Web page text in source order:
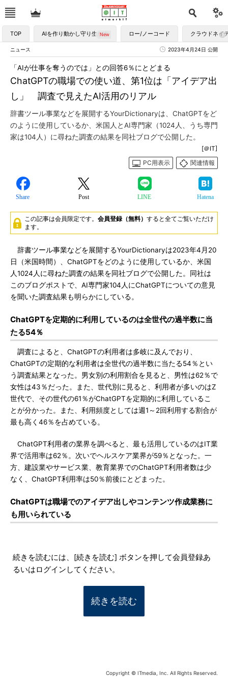
TOP AIを作り動かし守り生かす ロー/ノーコード クラウドネイ
ニュース 2023年4月24日 公開
ChatGPTの職場での使い道、第1位は「アイデア出
し」 調査で見えたAI活用のリアル
「AIが仕事を奪うのでは」との回答6％にとどまる
辞書ツール事業などを展開するYourDictionaryは、ChatGPTをど
のように使用しているか、米国人とAI専門家（1024人、うち専門
家は104人）に尋ねた調査の結果を同社ブログで公開した。
[＠IT]
PC用表示
関連情報
Share Post LINE Hatena
この記事は会員限定です。 会員登録（無料） すると全てご覧いただけ
ます。
辞書ツール事業などを展開するYourDictionaryは2023年4月20
日（米国時間）、ChatGPTをどのように使用しているか、米国
人1024人に尋ねた調査の結果を同社ブログで公開した。同社は
このブログポストで、AI専門家104人にChatGPTについての意見
を聞いた調査結果も明らかにしている。
ChatGPTを定期的に利用しているのは全世代の過半数に当
たる54％
調査によると、ChatGPTの利用者は多岐に及んでおり、
ChatGPTの定期的な利用者は全世代の過半数に当たる54％とい
う調査結果となった。男女別の利用割合を見ると、男性は62％で
女性は43％だった。また、世代別に見ると、利用者が多いのはZ
世代で、その世代の61％がChatGPTを定期的に利用しているこ
とが分かった。また、利用頻度としては週1～2回利用する割合が
最も高く46％を占めている。
ChatGPT利用者の業界を調べると、最も活用しているのはIT業
界で活用率は62％。次いでヘルスケア業界が59％となった。一
方、建設業やサービス業、教育業界でのChatGPT利用者数は少
なく、ChatGPT利用率は50％前後にとどまった。
ChatGPTは職場でのアイデア出しやコンテンツ作成業務に
も用いられている
続きを読むには、[続きを読む] ボタンを押して会員登録あ
るいはログインしてください。
続きを読む
Copyright © ITmedia, Inc. All Rights Reserved.